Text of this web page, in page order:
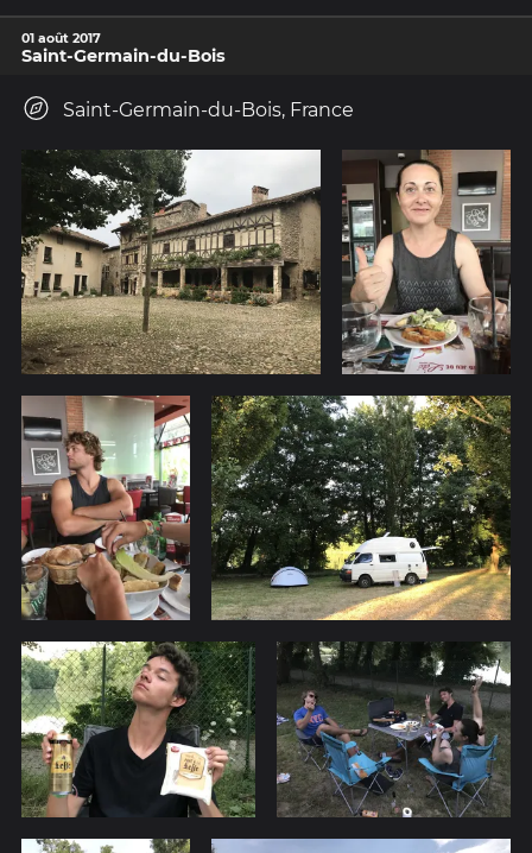
01 août 2017
Saint-Germain-du-Bois
Saint-Germain-du-Bois, France